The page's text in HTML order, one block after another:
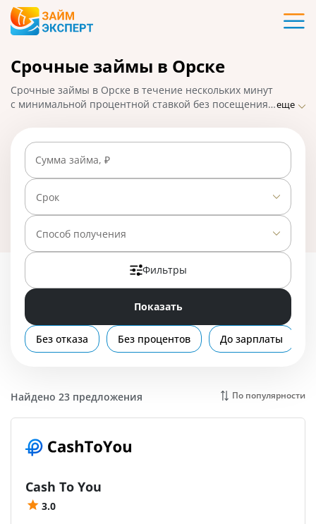
Карты
Кредиты
Ипотека
Займы
Вклады
Бизнес
Срочные займы в Орске
Срочные займы в Орске в течение нескольких минут
с минимальной процентной ставкой без посещения
онлайн-заявки с быстрым перечислением средств на
банковскую карту. На 01.05.2025 вам доступно 23
предложения со ставкой от 0% в день.
еще
Сумма займа, ₽
Срок
Способ получения
Фильтры
Показать
Без отказа Без процентов До зарплаты
Найдено 23 предложения По популярности
Cash To You
3.0